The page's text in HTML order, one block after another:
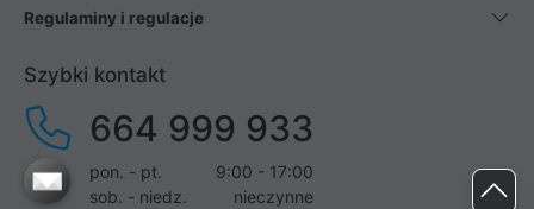
Regulaminy i regulacje
Szybki kontakt
664 999 933
pon. - pt.
9:00 - 17:00
sob. - niedz.
nieczynne